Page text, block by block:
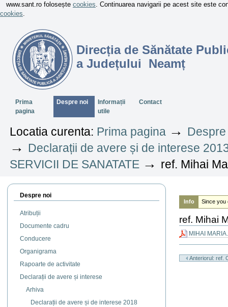
www.sant.ro folosește cookies. Continuarea navigarii pe acest site este
cookies.
Direcția de Sănătate
a Județului Neamț
SectiuniPrima
pagina
Despre noi
Informații
utile
Contact
Locatia curenta: Prima pagina →
→ Declarații de avere și de interese
SERVICII DE SANATATE → ref. Mihai
Despre noi
Atribuții
Documente cadru
Conducere
Organigrama
Rapoarte de activitate
Declarații de avere și interese
Arhiva
Declarații de avere și de interese 2018
Info Since you
ref. Mihai
MIHAI
document
Anteriorul: ref.